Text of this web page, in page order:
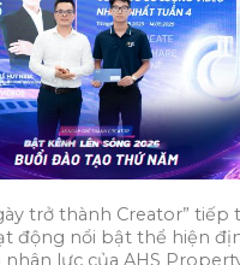
trở thành Creator” tiếp
động nổi bật thể hiện
lực của AHS